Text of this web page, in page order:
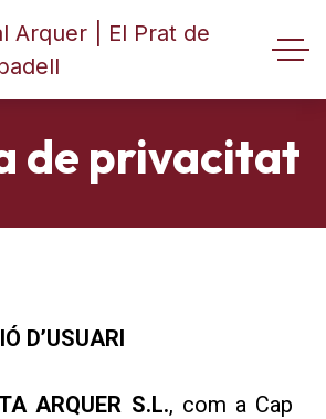
de privacitat
D’USUARI
ARQUER S.L., com a Cap